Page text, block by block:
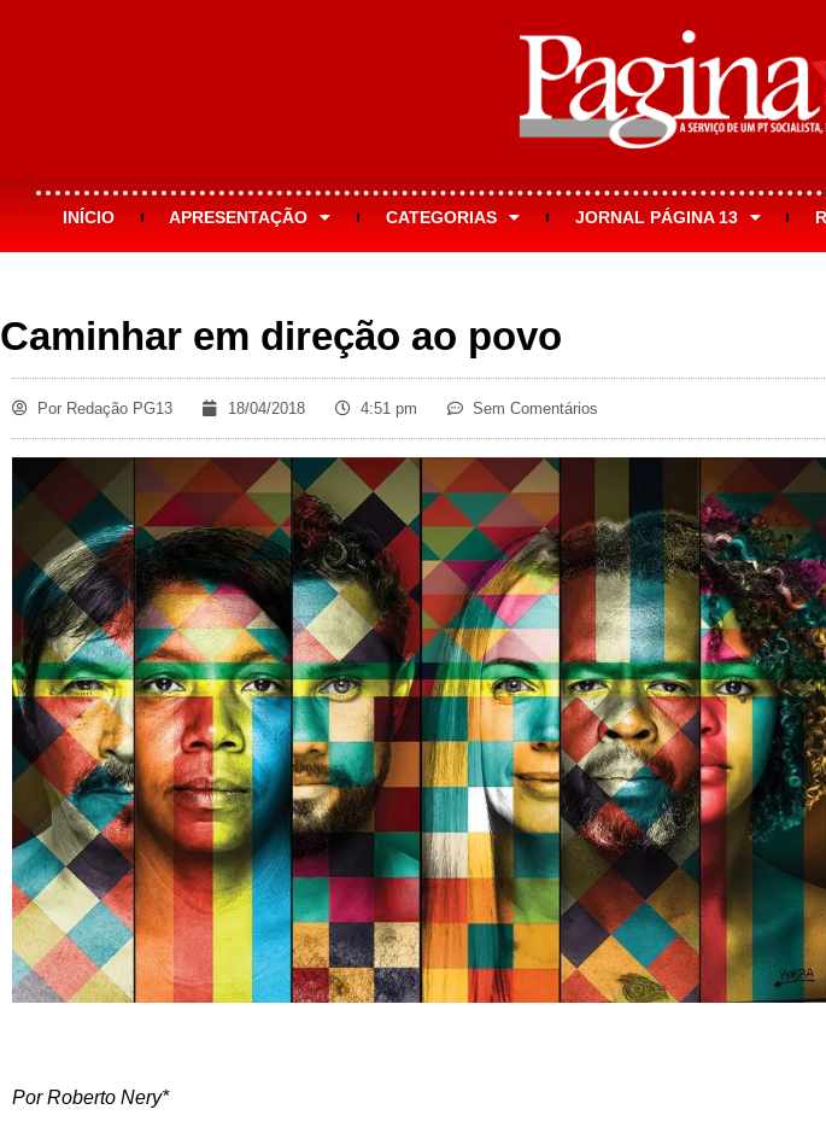
INÍCIO APRESENTAÇÃO CATEGORIAS JORNAL PÁGINA 13
Caminhar em direção ao povo
Por Redação PG13 18/04/2018 4:51 pm Sem Comentários
PorRoberto Nery*